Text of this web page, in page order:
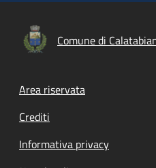
Comune di
Footer menu
Area riservata
Crediti
Informativa privacy